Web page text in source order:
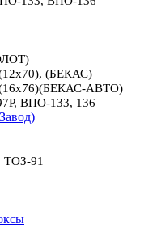
(БЕКАС)
АВТО)
ВПО-133, 136
ТОЗ-91